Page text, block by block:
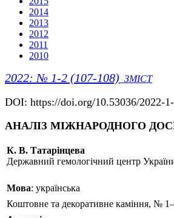
2014
2013
2012
2011
2010
2022: № 1-2 (107-108) ЗМІСТ
DOI: https://doi.org/10.53036/2022-
АНАЛІЗ МІЖНАРОДНОГО
К. В. Татарiнцева
Державний гемологічний центр
Мова: українська
Коштовне та декоративне каміння, №